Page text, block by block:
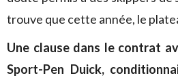
trouve que cette année, le
Une clause dans le contrat
Sport-Pen Duick,